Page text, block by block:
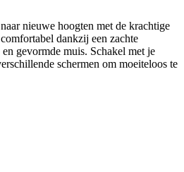
nieuwe hoogten met de krachtige
dankzij een zachte
gevormde muis. Schakel met je
schermen om moeiteloos te